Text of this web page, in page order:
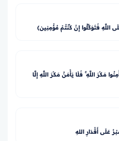
مَكْرَ اللَّهِ ۚ فَلَا يَأْمَنُ مَكْرَ اللَّهِ إِلَّا